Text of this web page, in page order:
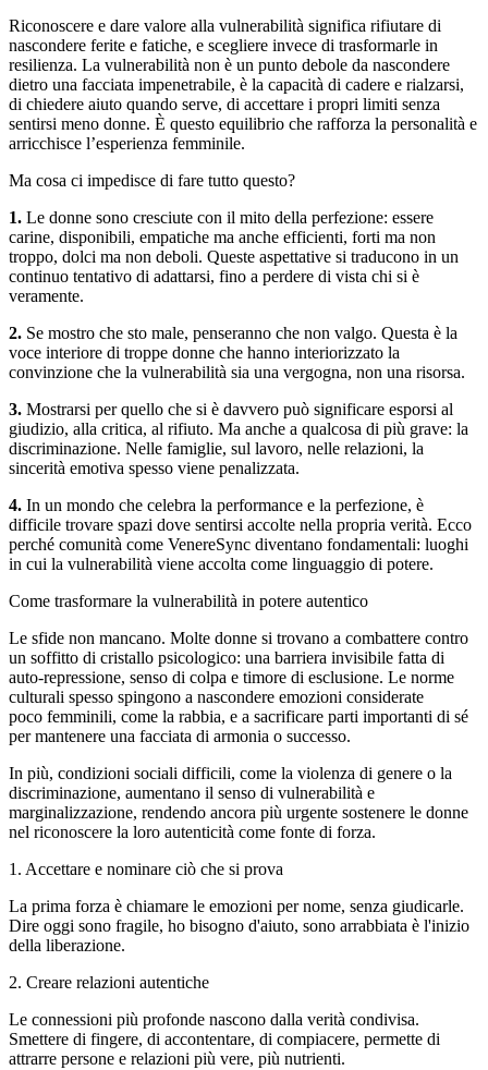
Riconoscere e dare valore alla vulnerabilità significa rifiutare di
nascondere ferite e fatiche, e scegliere invece di trasformarle in
resilienza. La vulnerabilità non è un punto debole da nascondere
dietro una facciata impenetrabile, è la capacità di cadere e rialzarsi,
di chiedere aiuto quando serve, di accettare i propri limiti senza
sentirsi meno donne. È questo equilibrio che rafforza la personalità e
arricchisce l’esperienza femminile.
Ma cosa ci impedisce di fare tutto questo?
1. Le donne sono cresciute con il mito della perfezione: essere
carine, disponibili, empatiche ma anche efficienti, forti ma non
troppo, dolci ma non deboli. Queste aspettative si traducono in un
continuo tentativo di adattarsi, fino a perdere di vista chi si è
veramente.
2. Se mostro che sto male, penseranno che non valgo. Questa è la
voce interiore di troppe donne che hanno interiorizzato la
convinzione che la vulnerabilità sia una vergogna, non una risorsa.
3. Mostrarsi per quello che si è davvero può significare esporsi al
giudizio, alla critica, al rifiuto. Ma anche a qualcosa di più grave: la
discriminazione. Nelle famiglie, sul lavoro, nelle relazioni, la
sincerità emotiva spesso viene penalizzata.
4. In un mondo che celebra la performance e la perfezione, è
difficile trovare spazi dove sentirsi accolte nella propria verità. Ecco
perché comunità come VenereSync diventano fondamentali: luoghi
in cui la vulnerabilità viene accolta come linguaggio di potere.
Come trasformare la vulnerabilità in potere autentico
Le sfide non mancano. Molte donne si trovano a combattere contro
un soffitto di cristallo psicologico: una barriera invisibile fatta di
auto-repressione, senso di colpa e timore di esclusione. Le norme
culturali spesso spingono a nascondere emozioni considerate
poco femminili, come la rabbia, e a sacrificare parti importanti di sé
per mantenere una facciata di armonia o successo.
In più, condizioni sociali difficili, come la violenza di genere o la
discriminazione, aumentano il senso di vulnerabilità e
marginalizzazione, rendendo ancora più urgente sostenere le donne
nel riconoscere la loro autenticità come fonte di forza.
1. Accettare e nominare ciò che si prova
La prima forza è chiamare le emozioni per nome, senza giudicarle.
Dire oggi sono fragile, ho bisogno d'aiuto, sono arrabbiata è l'inizio
della liberazione.
2. Creare relazioni autentiche
Le connessioni più profonde nascono dalla verità condivisa.
Smettere di fingere, di accontentare, di compiacere, permette di
attrarre persone e relazioni più vere, più nutrienti.